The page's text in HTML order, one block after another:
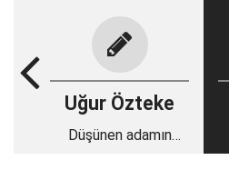
Uğur Özteke
Düşünen adamın